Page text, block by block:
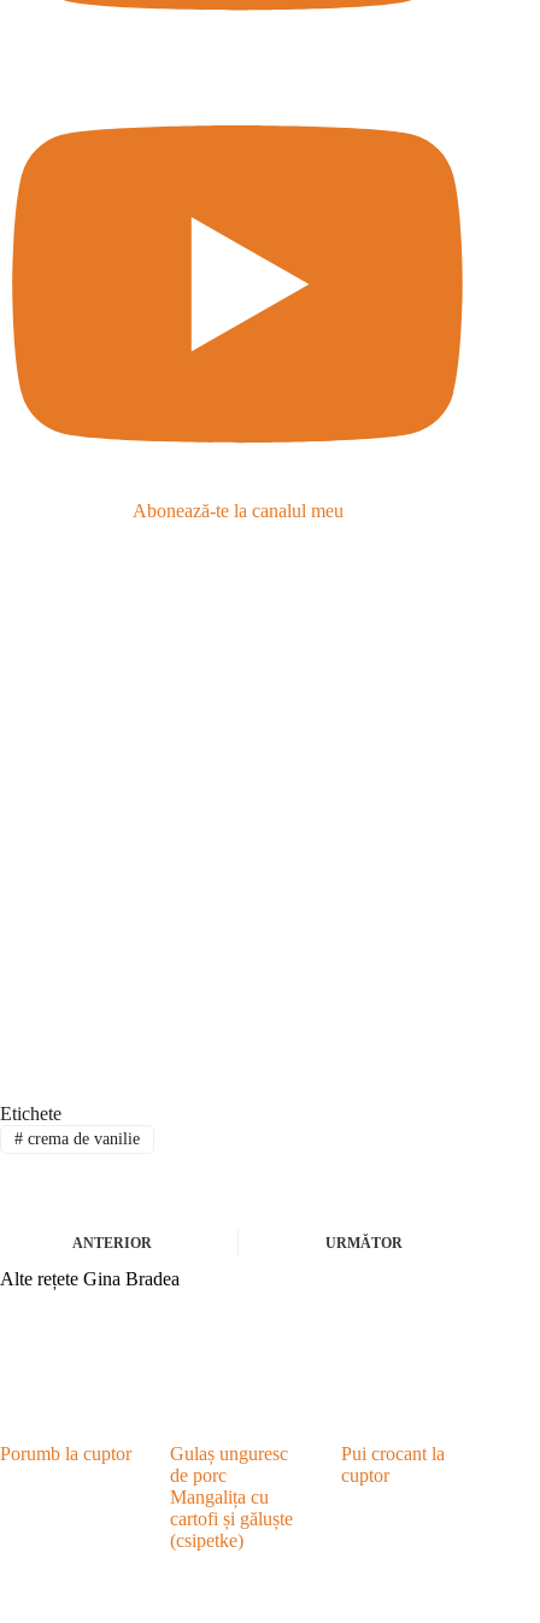
Abonează-te la canalul meu
Etichete
#crema de vanilie
ANTERIOR URMĂTOR
Alte rețete Gina Bradea
Porumb la cuptor
Gulaș unguresc
de porc
Mangalița cu
cartofi și găluște
(csipetke)
Pui crocant la
cuptor